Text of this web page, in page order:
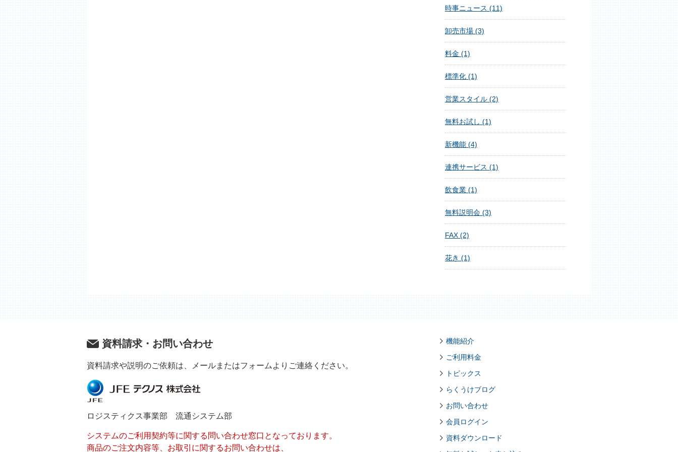
時事ニュース (11)
卸売市場 (3)
料金 (1)
標準化 (1)
営業スタイル (2)
無料お試し (1)
新機能 (4)
連携サービス (1)
飲食業 (1)
無料説明会 (3)
FAX (2)
花き (1)
資料請求・お問い合わせ
資料請求や説明のご依頼は、メールまたはフォームよりご連絡ください。
ロジスティクス事業部 流通システム部
システムのご利用契約等に関する問い合わせ窓口となっております。
商品のご注文内容等、お取引に関するお問い合わせは、
機能紹介
ご利用料金
トピックス
らくうけブログ
お問い合わせ
会員ログイン
資料ダウンロード